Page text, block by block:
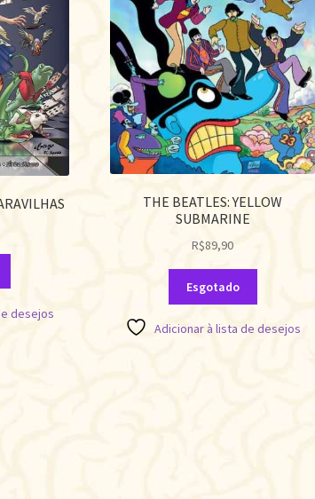
desejos
THE BEATLES: YELLOW
SUBMARINE
R$89,90
Esgotado
Adicionar à lista de desejos